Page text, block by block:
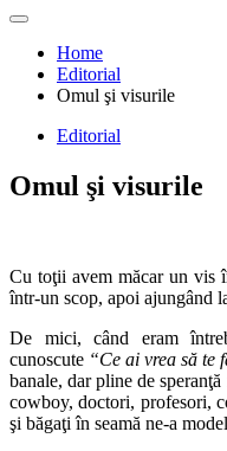
Home
Editorial
Omul şi visurile
Editorial
Omul şi visurile
Cu toţii avem măcar un vis
într-un scop, apoi ajungând
De mici, când eram
cunoscute “Ce ai vrea să te
banale, dar pline de
cowboy, doctori, profesori,
şi băgaţi în seamă ne-a